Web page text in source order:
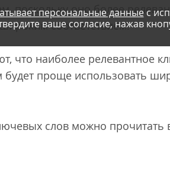
поскольку оно более
соответствием.
что наиболее релевантное
проще использовать
слов можно прочитать
персональные данныес
ваше согласие, нажав